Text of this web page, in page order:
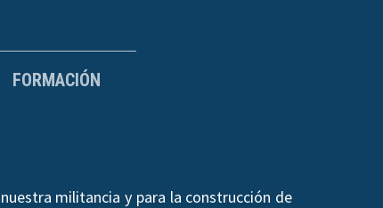
FORMACIÓN
militancia y para la construcción de